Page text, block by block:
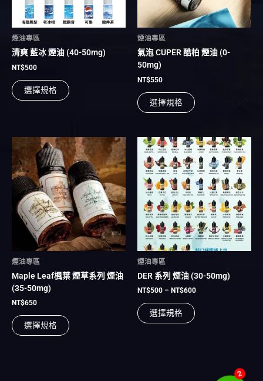
煙油專區
清爽 藍冰 煙油 (40-50mg)
NT$500
選擇規格
式。
可
在
品
選
煙油專區
氣泡 CUPER 酷柏 煙油 (0-
50mg)
NT$550
選擇規格
式。
可
在
品
擇
煙油專區
Maple Leaf楓葉 煙草系列 煙油
(35-50mg)
NT$650
選擇規格
此
產
品
有
多
種
款
式。
可
在
品
擇
煙油專區
DER 系列 煙油 (30-50mg)
NT$500 – NT$600
價
格
範
圍：
NT$500
到
NT$600
選擇規格
此
產
品
有
多
種
款
式。
可
在
品
頁
選
2